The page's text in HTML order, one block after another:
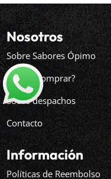
Nosotros
Sobre Sabores Ópimo
¿Cómo comprar?
Sobre despachos
Contacto
Información
Políticas de Reembolso